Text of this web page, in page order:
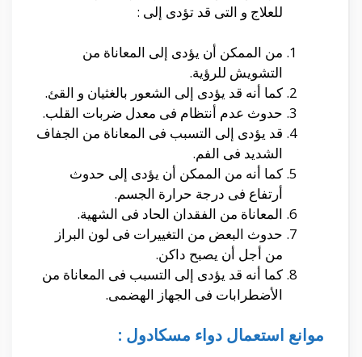
للعلاج و التى قد تؤدى إلى :
من الممكن أن يؤدى إلى المعاناة من
التشويش للرؤية.
كما أنه قد يؤدى إلى الشعور بالغثيان و القئ.
حدوث عدم أنتظام فى معدل ضربات القلب.
قد يؤدى إلى التسبب فى المعاناة من الجفاف
الشديد فى الفم.
كما أنه من الممكن أن يؤدى إلى حدوث
أرتفاع فى درجة حرارة الجسم.
المعاناة من الفقدان الحاد فى الشهية.
حدوث البعض من التغييرات فى لون البراز
من أجل أن يصبح داكن.
كما أنه قد يؤدى إلى التسبب فى المعاناة من
الأضطرابات فى الجهاز الهضمى.
موانع استعمال دواء مسكادول :